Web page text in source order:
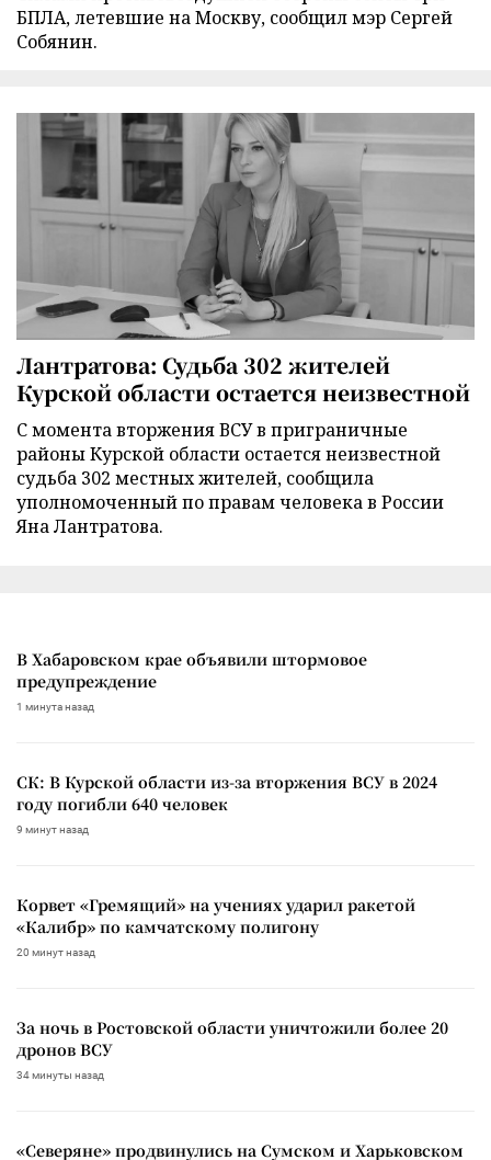
БПЛА, летевшие на Москву, сообщил мэр Сергей
Собянин.
Лантратова: Судьба 302 жителей
Курской области остается неизвестной
С момента вторжения ВСУ в приграничные
районы Курской области остается неизвестной
судьба 302 местных жителей, сообщила
уполномоченный по правам человека в России
Яна Лантратова.
В Хабаровском крае объявили штормовое
предупреждение
1 минута назад
СК: В Курской области из-за вторжения ВСУ в 2024
году погибли 640 человек
9 минут назад
Корвет «Гремящий» на учениях ударил ракетой
«Калибр» по камчатскому полигону
20 минут назад
За ночь в Ростовской области уничтожили более 20
дронов ВСУ
34 минуты назад
«Северяне» продвинулись на Сумском и Харьковском